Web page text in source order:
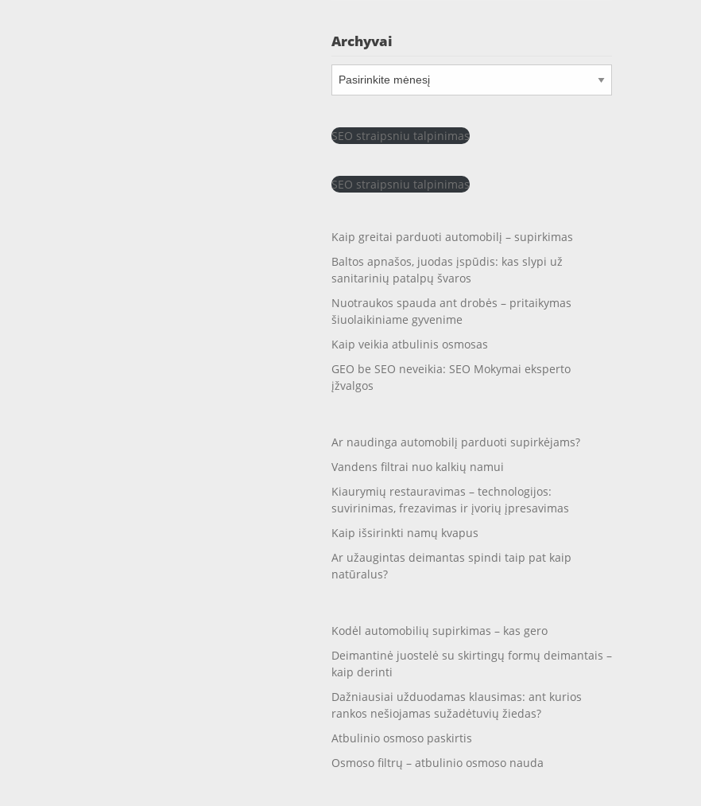
Archyvai
Archyvai
SEO straipsniu talpinimas
SEO straipsniu talpinimas
Kaip greitai parduoti automobilį – supirkimas
Baltos apnašos, juodas įspūdis: kas slypi už
sanitarinių patalpų švaros
Nuotraukos spauda ant drobės – pritaikymas
šiuolaikiniame gyvenime
Kaip veikia atbulinis osmosas
GEO be SEO neveikia: SEO Mokymai eksperto
įžvalgos
Ar naudinga automobilį parduoti supirkėjams?
Vandens filtrai nuo kalkių namui
Kiaurymių restauravimas – technologijos:
suvirinimas, frezavimas ir įvorių įpresavimas
Kaip išsirinkti namų kvapus
Ar užaugintas deimantas spindi taip pat kaip
natūralus?
Kodėl automobilių supirkimas – kas gero
Deimantinė juostelė su skirtingų formų deimantais –
kaip derinti
Dažniausiai užduodamas klausimas: ant kurios
rankos nešiojamas sužadėtuvių žiedas?
Atbulinio osmoso paskirtis
Osmoso filtrų – atbulinio osmoso nauda